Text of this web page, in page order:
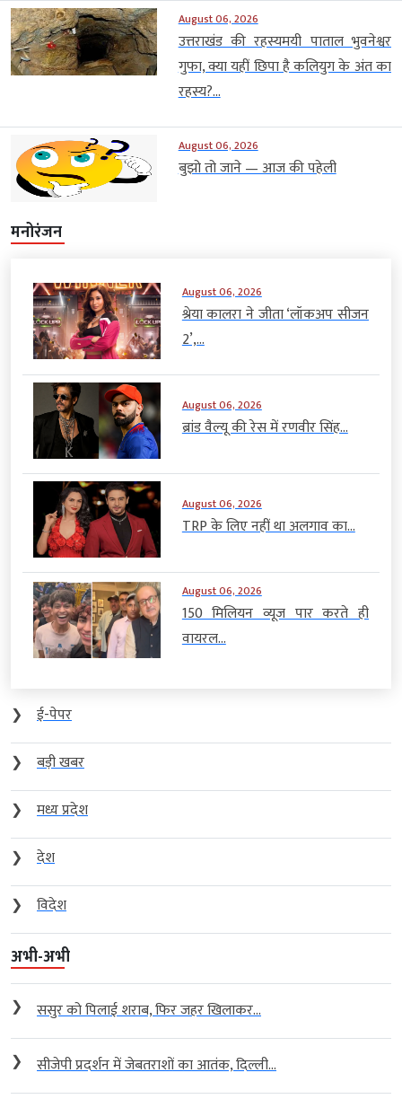
August 06, 2026
उत्तराखंड की रहस्यमयी पाताल भुवनेश्वर
गुफा, क्या यहीं छिपा है कलियुग के अंत का
रहस्य?...
August 06, 2026
बुझो तो जाने — आज की पहेली
मनोरंजन
August 06, 2026
श्रेया कालरा ने जीता ‘लॉकअप सीजन
2’,...
August 06, 2026
ब्रांड वैल्यू की रेस में रणवीर सिंह...
August 06, 2026
TRP के लिए नहीं था अलगाव का...
August 06, 2026
150 मिलियन व्यूज पार करते ही
वायरल...
❯
ई-पेपर
❯
बड़ी खबर
❯
मध्य प्रदेश
❯
देश
❯
विदेश
अभी-अभी
❯ ससुर को पिलाई शराब, फिर जहर खिलाकर...
❯ सीजेपी प्रदर्शन में जेबतराशों का आतंक, दिल्ली...